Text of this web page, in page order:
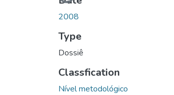
2008
Type
Dossiê
Classfication
Nível metodológico